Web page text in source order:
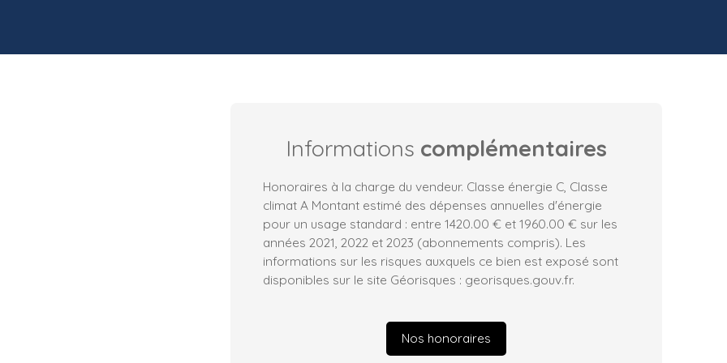
Informations complémentaires
Honoraires à la charge du vendeur. Classe énergie C, Classe
climat A Montant estimé des dépenses annuelles d'énergie
pour un usage standard : entre 1420.00 € et 1960.00 € sur les
années 2021, 2022 et 2023 (abonnements compris). Les
informations sur les risques auxquels ce bien est exposé sont
disponibles sur le site Géorisques : georisques.gouv.fr.
Nos honoraires